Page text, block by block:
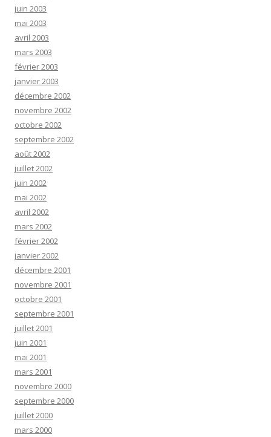
juin 2003
mai 2003
avril 2003
mars 2003
février 2003
janvier 2003
décembre 2002
novembre 2002
octobre 2002
septembre 2002
août 2002
juillet 2002
juin 2002
mai 2002
avril 2002
mars 2002
février 2002
janvier 2002
décembre 2001
novembre 2001
octobre 2001
septembre 2001
juillet 2001
juin 2001
mai 2001
mars 2001
novembre 2000
septembre 2000
juillet 2000
mars 2000